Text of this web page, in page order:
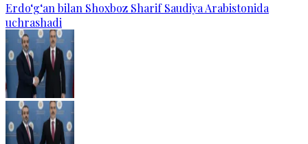
Erdo‘g‘an bilan Shoxboz Sharif Saudiya Arabistonida
uchrashadi